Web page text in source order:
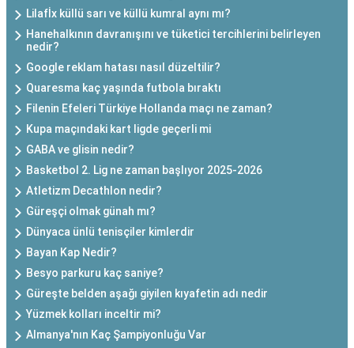
Lilafİx küllü sarı ve küllü kumral aynı mı?
Hanehalkının davranışını ve tüketici tercihlerini belirleyen
nedir?
Google reklam hatası nasıl düzeltilir?
Quaresma kaç yaşında futbola bıraktı
Filenin Efeleri Türkiye Hollanda maçı ne zaman?
Kupa maçındaki kart ligde geçerli mi
GABA ve glisin nedir?
Basketbol 2. Lig ne zaman başlıyor 2025-2026
Atletizm Decathlon nedir?
Güreşçi olmak günah mı?
Dünyaca ünlü tenisçiler kimlerdir
Bayan Kap Nedir?
Besyo parkuru kaç saniye?
Güreşte belden aşağı giyilen kıyafetin adı nedir
Yüzmek kolları inceltir mi?
Almanya'nın Kaç Şampiyonluğu Var